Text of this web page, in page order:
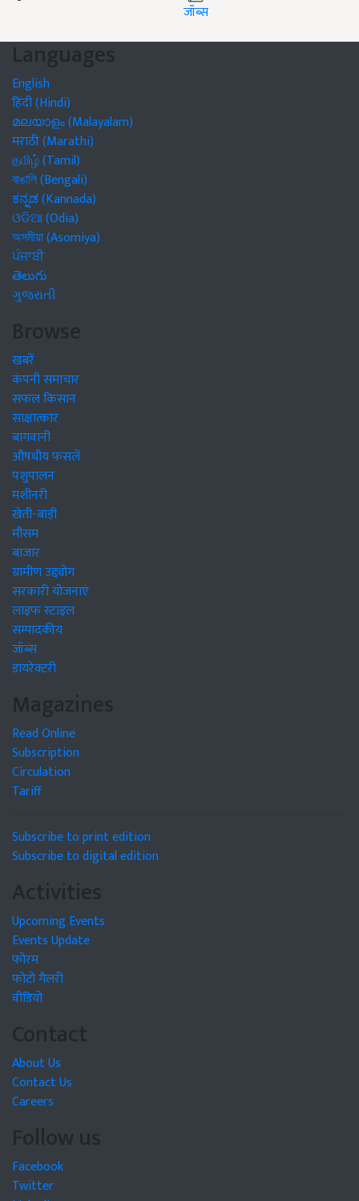
जॉब्स
Languages
English
हिंदी (Hindi)
മലയാളം (Malayalam)
मराठी (Marathi)
தமிழ் (Tamil)
বাঙালি (Bengali)
ಕನ್ನಡ (Kannada)
ଓଡିଆ (Odia)
অসমীয়া (Asomiya)
ਪੰਜਾਬੀ
తెలుగు
ગુજરાતી
Browse
खबरें
कंपनी समाचार
सफल किसान
साक्षात्कार
बागवानी
औषधीय फसलें
पशुपालन
मशीनरी
खेती-बाड़ी
मौसम
बाजार
ग्रामीण उद्द्योग
सरकारी योजनाएं
लाइफ स्टाइल
सम्पादकीय
जॉब्स
डायरेक्टरी
Magazines
Read Online
Subscription
Circulation
Tariff
Subscribe to print edition
Subscribe to digital edition
Activities
Upcoming Events
Events Update
फोरम
फोटो गैलरी
वीडियो
Contact
About Us
Contact Us
Careers
Follow us
Facebook
Twitter